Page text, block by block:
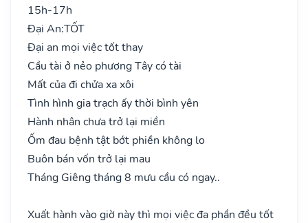
15h-17h
Đại An:TỐT
Đại an mọi việc tốt thay
Cầu tài ở nẻo phương Tây có tài
Mất của đi chửa xa xôi
Tình hình gia trạch ấy thời bình yên
Hành nhân chưa trở lại miền
Ốm đau bệnh tật bớt phiền không lo
Buôn bán vốn trở lại mau
Tháng Giêng tháng 8 mưu cầu có ngay..
Xuất hành vào giờ này thì mọi việc đa phần đều tốt